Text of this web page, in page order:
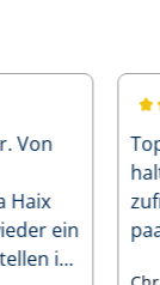
Von
Haix
ein
ist